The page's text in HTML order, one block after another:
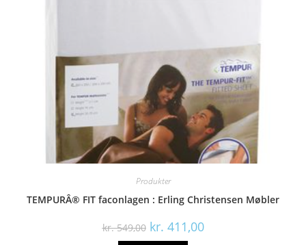
Produkter
TEMPURÂ® FIT faconlagen : Erling Christensen Møbler
kr.549,00 kr. 411,00